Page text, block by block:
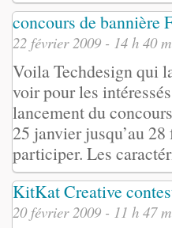
concours de bannière
22 février 2009 - 14 h 40
Voila Techdesign qui
voir pour les
lancement du
25 janvier jusqu’au
participer. Les
KitKat Creative
20 février 2009 - 11 h 47